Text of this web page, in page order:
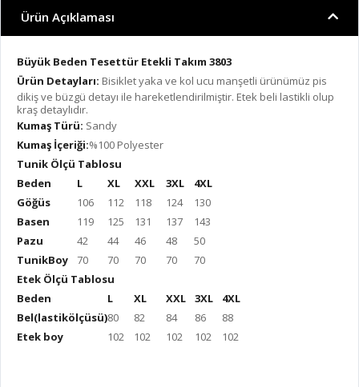
Ürün Açıklaması
Büyük Beden Tesettür Etekli Takım 3803
Ürün Detayları: Bisiklet yaka ve kol ucu manşetli ürünümüz pis
dikiş ve büzgü detayı ile hareketlendirilmiştir. Etek beli lastikli olup
kraş detaylıdır.
Kumaş Türü: Sandy
Kumaş İçeriği:%100 Polyester
Tunik Ölçü Tablosu
Beden
L XL XXL 3XL
4XL
Göğüs
106 112 118 124
130
Basen
119 125 131 137
143
Pazu
42 44 46 48
50
TunikBoy
70 70 70 70
70
Etek Ölçü Tablosu
Beden
L XL XXL 3XL
4XL
Bel(lastikölçüsü)80 82 84 86
88
Etek boy
102 102 102 102 102